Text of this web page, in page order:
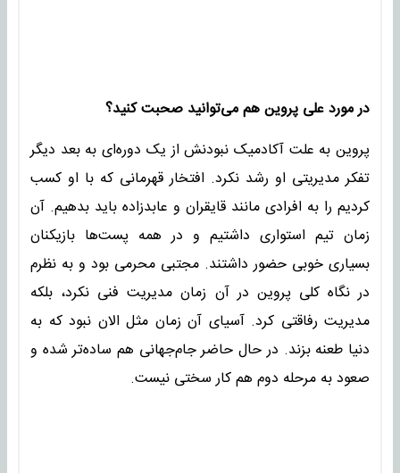
در مورد علی پروین هم می‌توانید صحبت کنید؟
پروین به علت آکادمیک نبودنش از یک دوره‌ای به بعد دیگر
تفکر مدیریتی او رشد نکرد. افتخار قهرمانی که با او کسب
کردیم را به افرادی مانند قایقران و عابدزاده باید بدهیم. آن
زمان تیم استواری داشتیم و در همه پست‌ها بازیکنان
بسیاری خوبی حضور داشتند. مجتبی محرمی بود و به نظرم
در نگاه کلی پروین در آن زمان مدیریت فنی نکرد، بلکه
مدیریت رفاقتی کرد. آسیای آن زمان مثل الان نبود که به
دنیا طعنه بزند. در حال حاضر جام‌جهانی هم ساده‌تر شده و
صعود به مرحله دوم هم کار سختی نیست.